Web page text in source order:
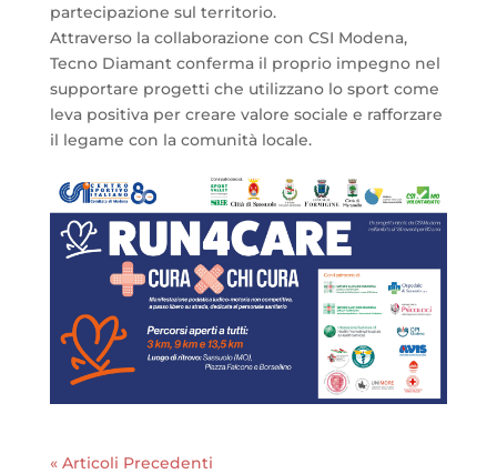
partecipazione sul territorio.
Attraverso la collaborazione con CSI Modena,
Tecno Diamant conferma il proprio impegno nel
supportare progetti che utilizzano lo sport come
leva positiva per creare valore sociale e rafforzare
il legame con la comunità locale.
« Articoli Precedenti